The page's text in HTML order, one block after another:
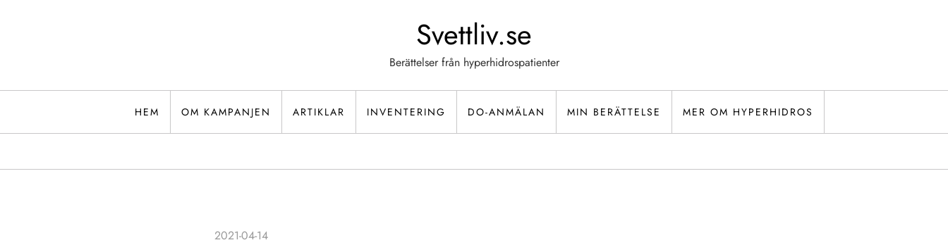
Svettliv.se
Berättelser från hyperhidrospatienter
HEM OM KAMPANJEN ARTIKLAR INVENTERING DO-ANMÄLAN MIN BERÄTTELSE MER OM HYPERHIDROS